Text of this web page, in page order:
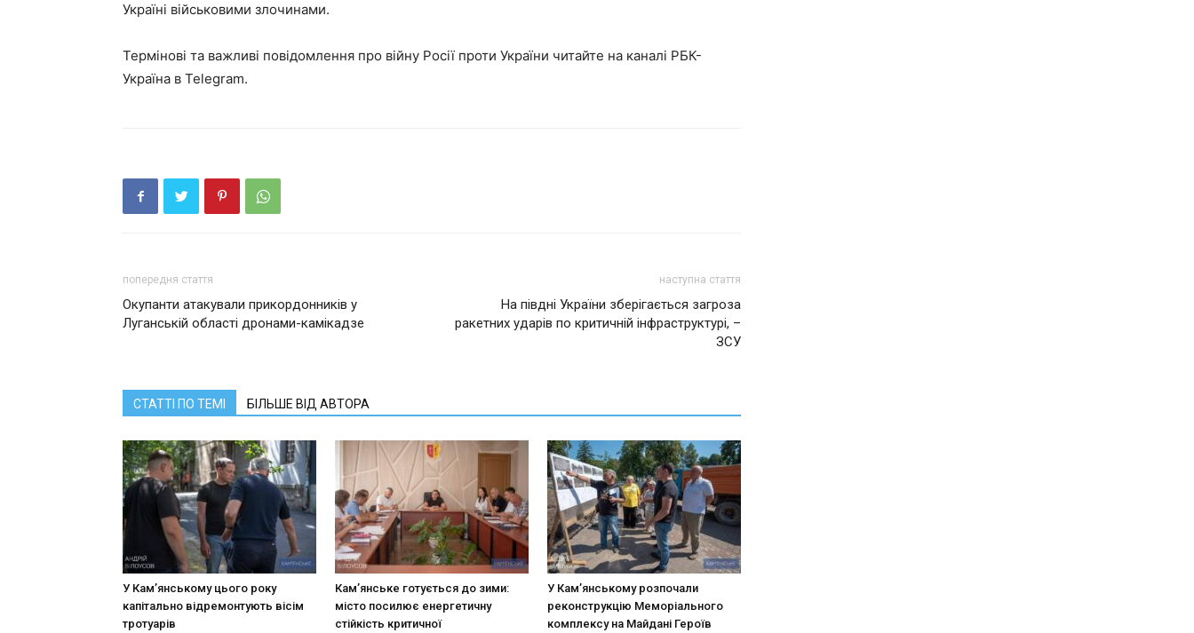
Україні військовими злочинами.
Термінові та важливі повідомлення про війну Росії проти України читайте на каналі РБК-
Україна в Telegram.
попередня стаття
Окупанти атакували прикордонників у
Луганській області дронами-камікадзе
наступна стаття
На півдні України зберігається загроза
ракетних ударів по критичній інфраструктурі, –
ЗСУ
СТАТТІ ПО ТЕМІ БІЛЬШЕ ВІД АВТОРА
У Кам’янському цього року
капітально відремонтують вісім
тротуарів
Кам’янське готується до зими:
місто посилює енергетичну
стійкість критичної
У Кам’янському розпочали
реконструкцію Меморіального
комплексу на Майдані Героїв